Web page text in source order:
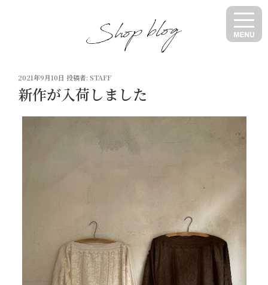
投
稿
日:
2021年9月10日 投稿者: STAFF
新作が入荷しました